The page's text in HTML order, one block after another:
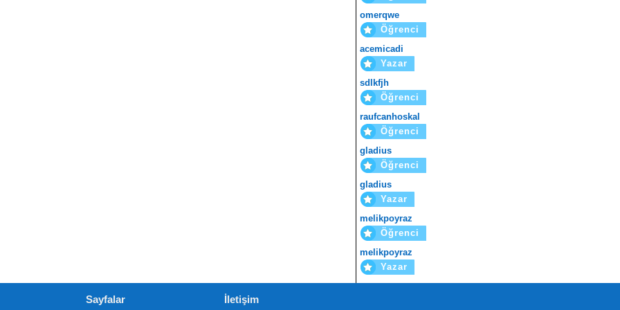
omerqwe
Öğrenci
acemicadi
Yazar
sdlkfjh
Öğrenci
raufcanhoskal
Öğrenci
gladius
Öğrenci
gladius
Yazar
melikpoyraz
Öğrenci
melikpoyraz
Yazar
Sayfalar İletişim